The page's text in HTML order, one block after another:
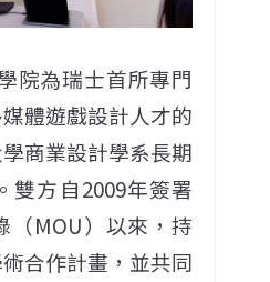
院為瑞士首所專門
體遊戲設計人才的
商業設計學系長期
雙方自2009年簽署
（MOU）以來，持
合作計畫，並共同